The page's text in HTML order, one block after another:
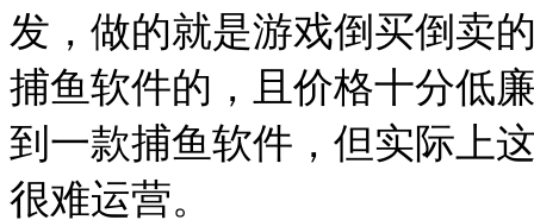
发，做的就是游戏倒买倒卖
捕鱼软件的，且价格十分低
到一款捕鱼软件，但实际上
很难运营。